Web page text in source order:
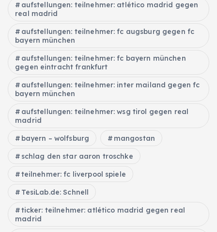
aufstellungen: teilnehmer: atlético madrid gegen
real madrid
aufstellungen: teilnehmer: fc augsburg gegen fc
bayern münchen
aufstellungen: teilnehmer: fc bayern münchen
gegen eintracht frankfurt
aufstellungen: teilnehmer: inter mailand gegen fc
bayern münchen
aufstellungen: teilnehmer: wsg tirol gegen real
madrid
bayern – wolfsburg mangostan
schlag den star aaron troschke
teilnehmer: fc liverpool spiele
TesiLab.de: Schnell
ticker: teilnehmer: atlético madrid gegen real
madrid